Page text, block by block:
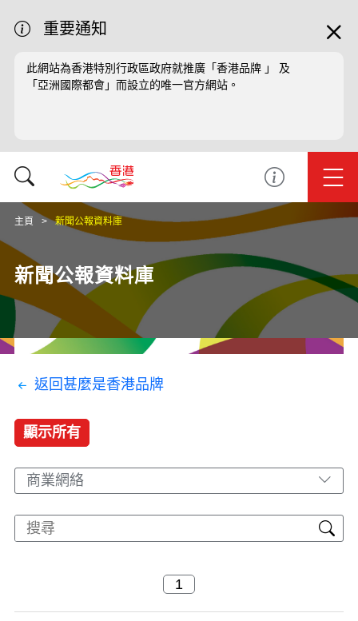
重要通知
此網站為香港特別行政區政府就推廣「香港品牌 」 及
「亞洲國際都會」而設立的唯一官方網站。
主頁 新聞公報資料庫
新聞公報資料庫
返回甚麼是香港品牌
顯示所有
商業網絡